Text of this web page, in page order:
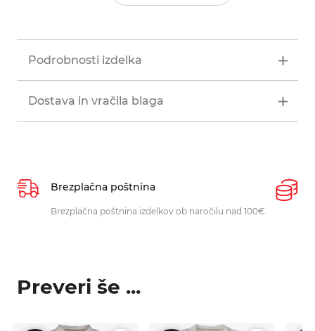
Podrobnosti izdelka
Dostava in vračila blaga
Brezplačna poštnina
Brezplačna poštnina izdelkov ob naročilu nad 100€.
Preveri še ...